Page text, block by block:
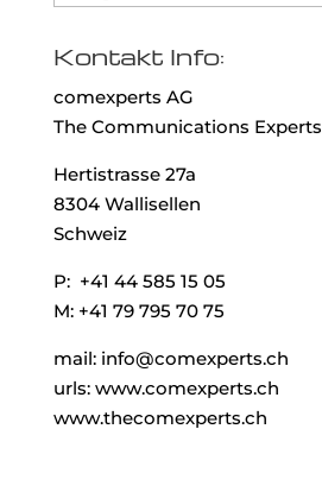
Kontakt Info:
comexperts AG
The Communications Experts
Hertistrasse 27a
8304 Wallisellen
Schweiz
P: +41 44 585 15 05
M: +41 79 795 70 75
mail: info@comexperts.ch
urls: www.comexperts.ch
www.thecomexperts.ch